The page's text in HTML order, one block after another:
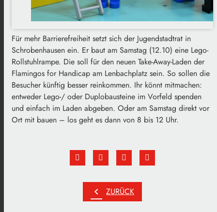
Für mehr Barrierefreiheit setzt sich der Jugendstadtrat in
Schrobenhausen ein. Er baut am Samstag (12.10) eine Lego-
Rollstuhlrampe. Die soll für den neuen Take-Away-Laden der
Flamingos for Handicap am Lenbachplatz sein. So sollen die
Besucher künftig besser reinkommen. Ihr könnt mitmachen:
entweder Lego-/ oder Duplobausteine im Vorfeld spenden
und einfach im Laden abgeben. Oder am Samstag direkt vor
Ort mit bauen – los geht es dann von 8 bis 12 Uhr.
chevron_left ZURÜCK